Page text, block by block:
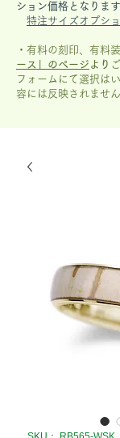
ション価格となります
特注サイズオプシ
・有料の刻印、有料
ース」のページ より
フォームにて選択は
容には反映されません